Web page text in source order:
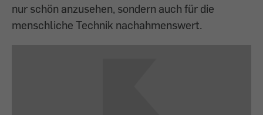
nur schön anzusehen, sondern auch für die
menschliche Technik nachahmenswert.